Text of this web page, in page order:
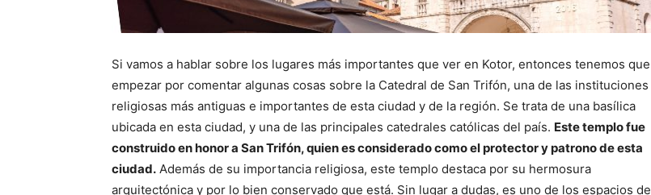
Si vamos a hablar sobre los lugares más importantes que ver en Kotor, entonces tenemos que
empezar por comentar algunas cosas sobre la Catedral de San Trifón, una de las instituciones
religiosas más antiguas e importantes de esta ciudad y de la región. Se trata de una basílica
ubicada en esta ciudad, y una de las principales catedrales católicas del país. Este templo fue
construido en honor a San Trifón, quien es considerado como el protector y patrono de esta
ciudad. Además de su importancia religiosa, este templo destaca por su hermosura
arquitectónica y por lo bien conservado que está. Sin lugar a dudas, es uno de los espacios de